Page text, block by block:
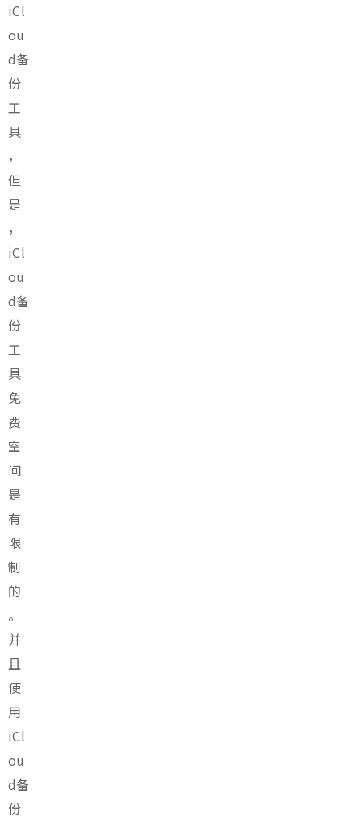
iCl
ou
d备
份
工
具
，
但
是
，
iCl
ou
d备
份
工
具
免
费
空
间
是
有
限
制
的
。
并
且
使
用
iCl
ou
d备
份